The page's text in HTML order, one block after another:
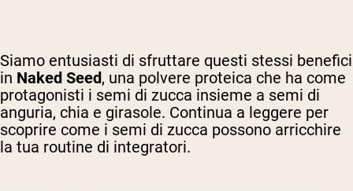
Siamo entusiasti di sfruttare questi stessi benefici
in Naked Seed, una polvere proteica che ha come
protagonisti i semi di zucca insieme a semi di
anguria, chia e girasole. Continua a leggere per
scoprire come i semi di zucca possono arricchire
la tua routine di integratori.